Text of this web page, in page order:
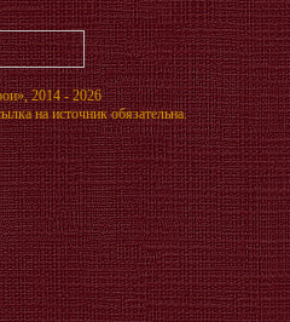
, 2014 - 2026
на источник обязательна.